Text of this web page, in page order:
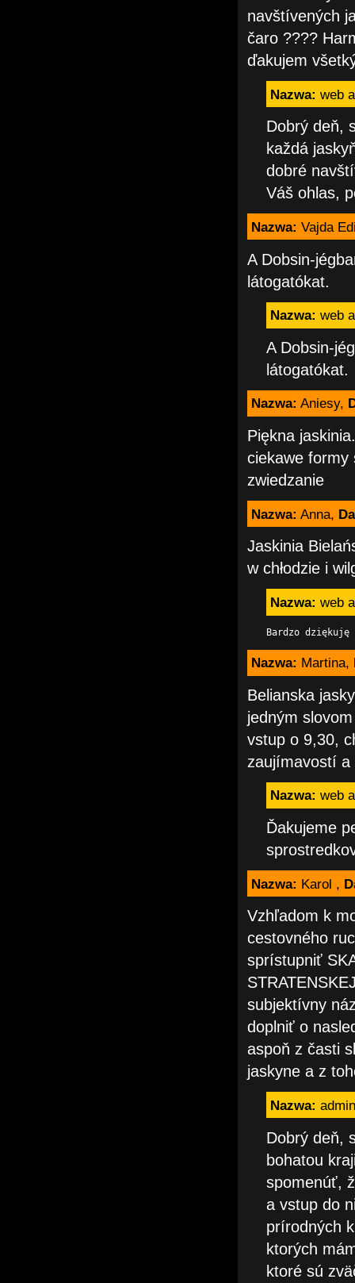
navštívených
čaro ????
ďakujem
Nazwa: web
Dobrý deň,
každá
dobré
Váš ohlas,
Nazwa: Vajda
A Dobsin-
látogatókat.
Nazwa: web
A Dobsin-
látogatókat.
Nazwa: Aniesy,
Piękna
ciekawe formy
zwiedzanie
Nazwa: Anna,
Jaskinia
w chłodzie i
Nazwa: web
Bardzo
Nazwa: Martina,
Belianska
jedným
vstup o 9,30,
zaujímavostí
Nazwa: web
Ďakujeme
Nazwa: Karol ,
Vzhľadom k
cestovného
sprístupniť
subjektívny
doplniť o
aspoň z časti
jaskyne a z
Nazwa:
Dobrý deň,
bohatou
spomenúť,
a vstup do
prírodných
ktorých
ktoré sú